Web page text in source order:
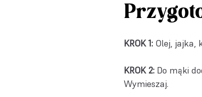
KROK 1: Olej, jajka,
KROK 2: Do mąki
Wymieszaj.